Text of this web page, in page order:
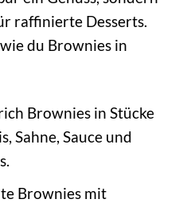
raffinierte Desserts.
du Brownies in
Brownies in Stücke
Sahne, Sauce und
Brownies mit